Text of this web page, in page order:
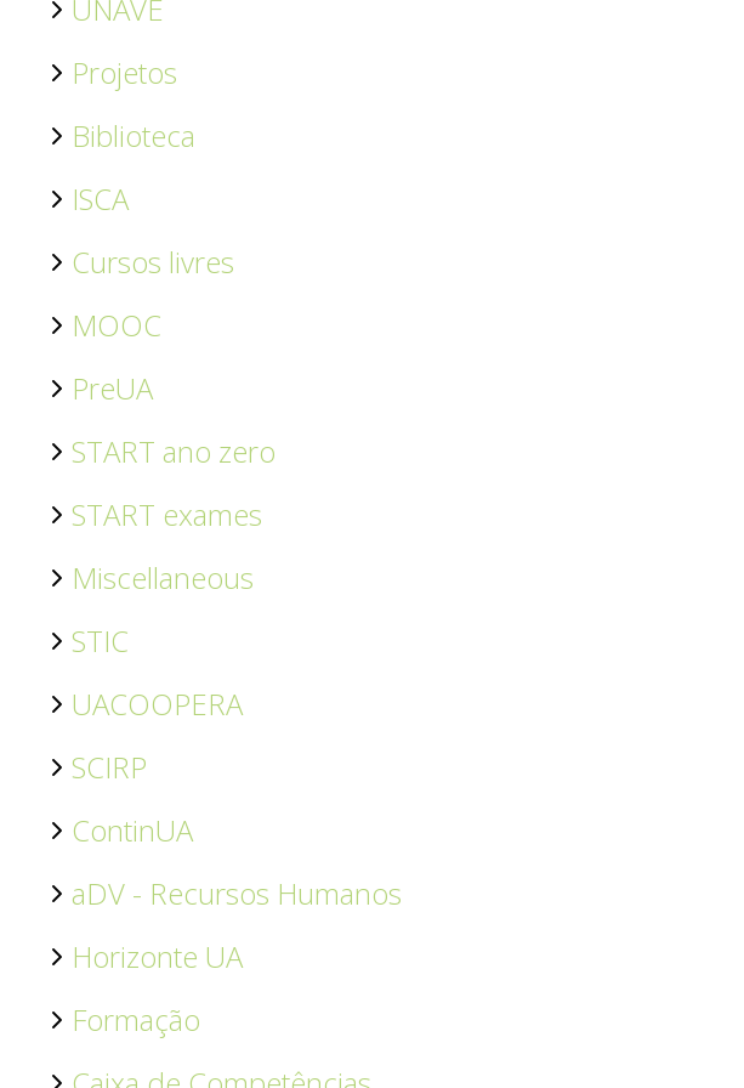
UNAVE
Projetos
Biblioteca
ISCA
Cursos livres
MOOC
PreUA
START ano zero
START exames
Miscellaneous
STIC
UACOOPERA
SCIRP
ContinUA
aDV - Recursos Humanos
Horizonte UA
Formação